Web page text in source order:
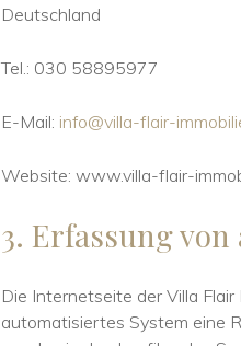
Deutschland
Tel.: 030 58895977
E-Mail: info@villa-flair-
Website: www.villa-flair-
3. Erfassung
Die Internetseite der Villa
automatisiertes System eine